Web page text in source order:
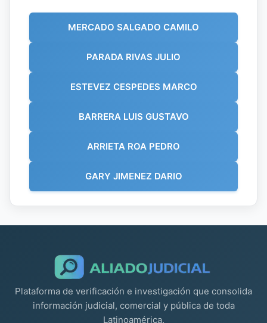
MERCADO SALGADO CAMILO
PARADA RIVAS JULIO
ESTEVEZ CESPEDES MARCO
BARRERA LUIS GUSTAVO
ARRIETA ROA PEDRO
GARY JIMENEZ DARIO
Plataforma de verificación e investigación que consolida
información judicial, comercial y pública de toda
Latinoamérica.